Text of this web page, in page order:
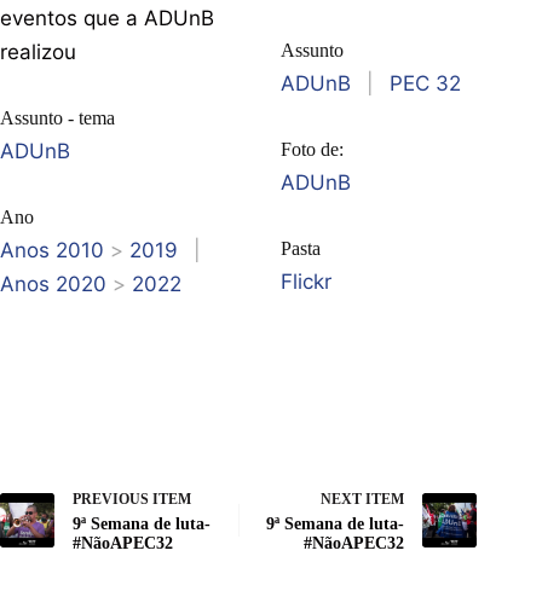
eventos que a ADUnB
realizou
Assunto - tema
ADUnB
Ano
Anos 2010 > 2019
Anos 2020 > 2022
Assunto
ADUnB PEC 32
Foto de:
ADUnB
Pasta
Flickr
PREVIOUS ITEM
9ª Semana de luta-
#NãoAPEC32
NEXT ITEM
9ª Semana de luta-
#NãoAPEC32